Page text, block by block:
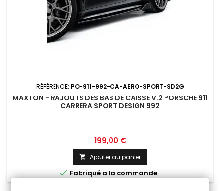
RÉFÉRENCE: PO-911-992-CA-AERO-SPORT-SD2G
MAXTON - RAJOUTS DES BAS DE CAISSE V.2 PORSCHE 911
CARRERA SPORT DESIGN 992
Prix
199,00 €
 Ajouter au panier
Fabriqué a la commande